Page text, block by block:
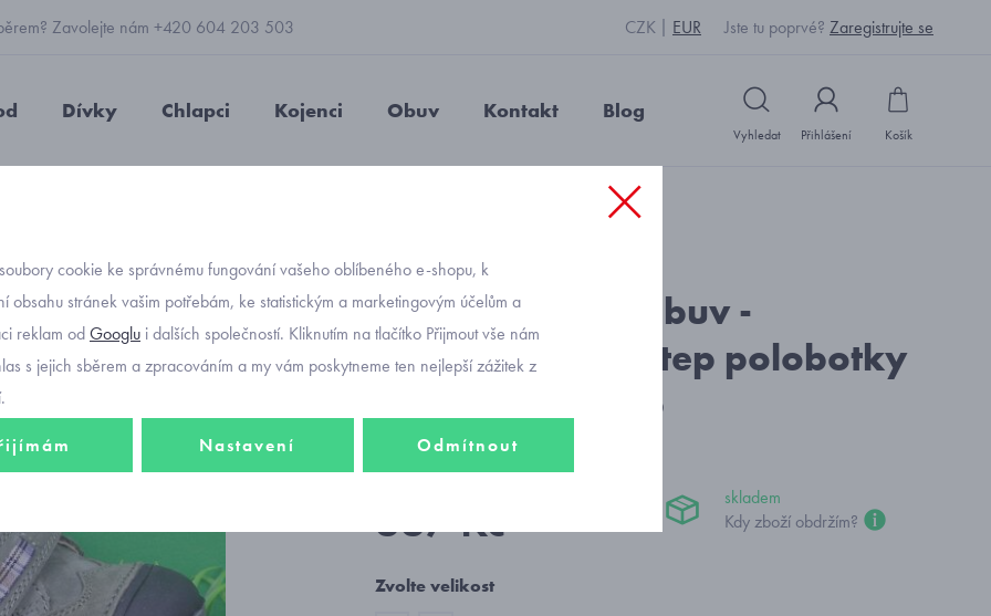
Zavolejte nám +420 604 203 503 CZK EUR Jste tu poprvé? Zaregistrujte se
Dívky Chlapci Kojenci Obuv Kontakt Blog
Vyhledat Přihlášení Košík
-30%
Objednávací kód: C1331_šedá
dětská kožená obuv -
polobotky D.D.step polobotky
velikost 31 až 36
667 Kč
skladem
Kdy zboží obdržím?
Zvolte velikost
cookie ke správnému fungování vašeho oblíbeného e-shopu, k
obsahu stránek vašim potřebám, ke statistickým a marketingovým účelům a
reklam odGooglu i dalších společností. Kliknutím na tlačítko Přijmout vše nám
s jejich sběrem a zpracováním a my vám poskytneme ten nejlepší zážitek z
Nastavení Odmítnout